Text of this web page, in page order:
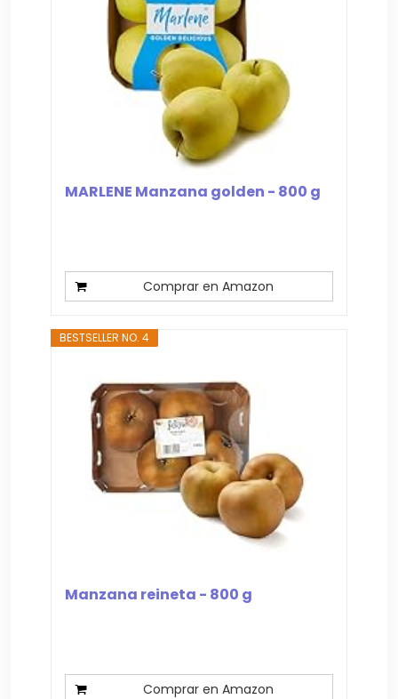
MARLENE Manzana golden - 800 g
Comprar en Amazon
BESTSELLER NO. 4
Manzana reineta - 800 g
Comprar en Amazon